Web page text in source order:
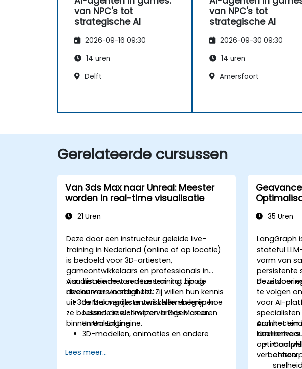
van NPC's tot
strategische AI
2026-09-16 09:30
14 uren
Delft
van NPC's tot
strategische AI
2026-09-30 09:30
14 uren
Amersfoort
Gerelateerde cursussen
Van 3ds Max naar Unreal: Meester
worden in real-time visualisatie
21 Uren
Deze door een instructeur geleide live-
training in Nederland (online of op locatie)
is bedoeld voor 3D-artiesten,
gameontwikkelaars en professionals in
visualisatie met een tussen- tot hoog
niveau van vaardigheid. Zij willen hun kennis
uit 3ds Max verder ontwikkelen en leren hoe
ze boeiende real-time ervaringen creëren
binnen Unreal Engine.
Aan het einde van deze training zijn de
deelnemers in staat tot:
De belangrijkste verschillen begrijpen
tussen de werkwijzen in 3ds Max en
Unreal Engine.
3D-modellen, animaties en andere
Unreal Engine.
Lees meer...
35 Uren
LangGraph
stateful
vorm van
persistente
de
Deze door
te volgen
voor AI-
specialisten
architecten
optimaal
verbeteren.
Aan het